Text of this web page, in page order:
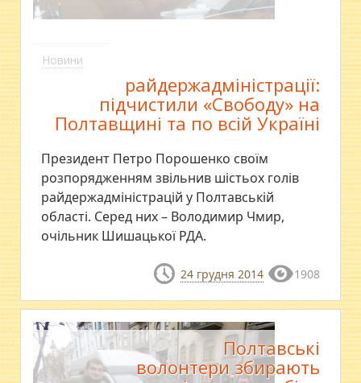
Новини
райдержадміністрації:
підчистили «Свободу» на
Полтавщині та по всій Україні
Президент Петро Порошенко своїм
розпорядженням звільнив шістьох голів
райдержадміністрацій у Полтавській
області. Серед них – Володимир Чмир,
очільник Шишацької РДА.
24 грудня 2014 1908
Полтавські
волонтери збирають